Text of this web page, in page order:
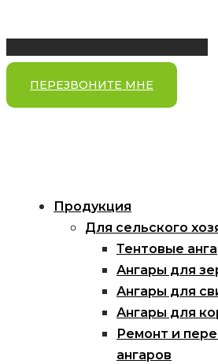
ПЕРЕЗВОНИТЕ МНЕ
Продукция
Для сельского
Тентовые
Ангары для
Ангары для
Ангары для
Ремонт и
ангаров